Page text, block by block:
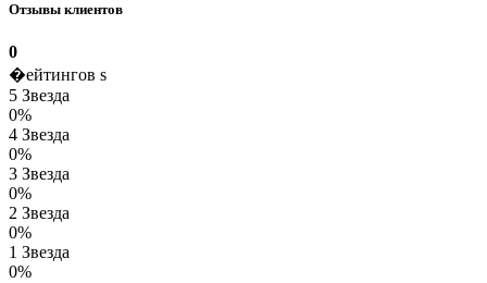
Отзывы клиентов
0
�ейтингов s
5 Звезда
0%
4 Звезда
0%
3 Звезда
0%
2 Звезда
0%
1 Звезда
0%